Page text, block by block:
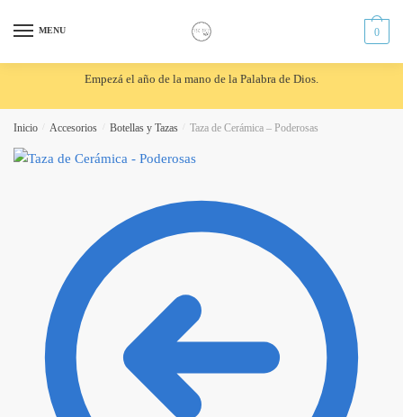
MENU 0
Empezá el año de la mano de la Palabra de Dios.
Inicio Accesorios Botellas y Tazas Taza de Cerámica – Poderosas